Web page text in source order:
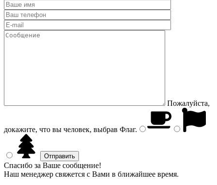
Пожалуйста,
докажите, что вы человек, выбрав Флаг.
Спасибо за Ваше сообщение!
Наш менеджер свяжется с Вами в ближайшее время.